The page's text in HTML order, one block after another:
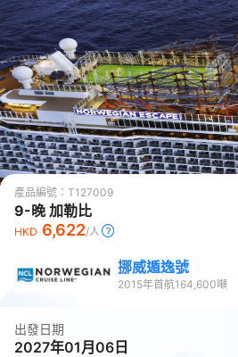
產品編號： T127009
9-晚 加勒比
HKD 6,622/人
挪威遁逸號
2015年首航164,600噸
出發日期
2027年01月06日